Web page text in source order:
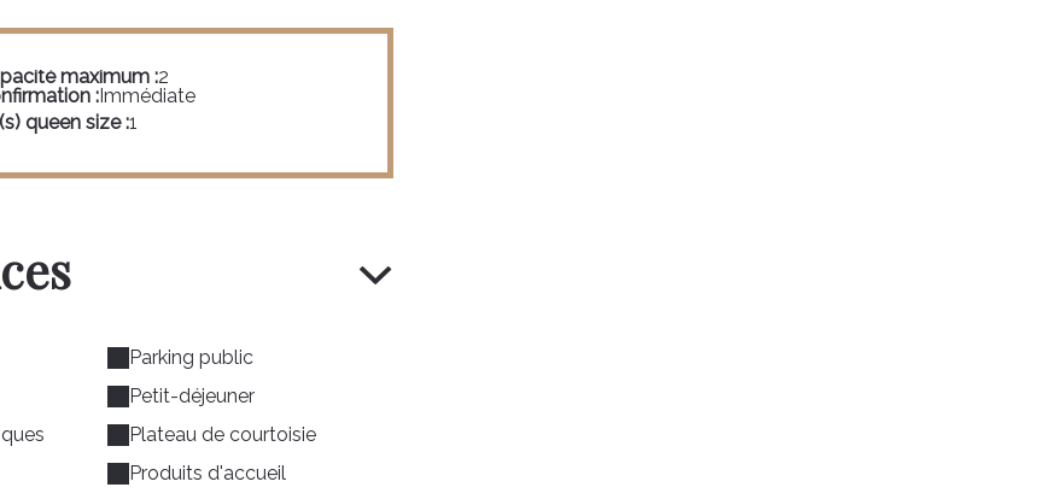
maximum :2
:Immédiate
queen size :1
Parking public
Petit-déjeuner
Plateau de courtoisie
Produits d'accueil